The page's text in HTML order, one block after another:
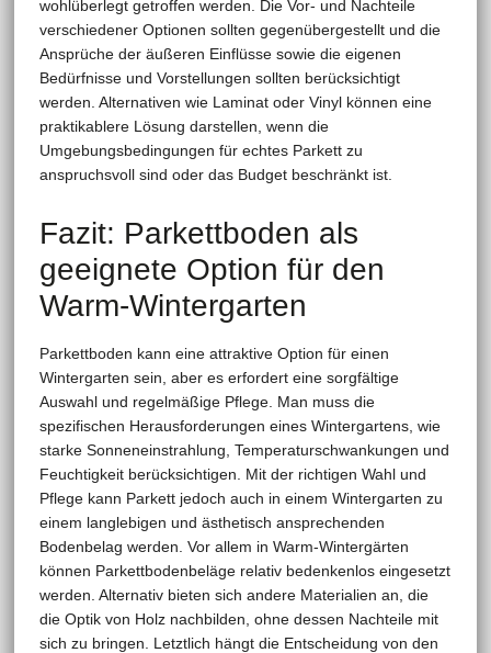
wohlüberlegt getroffen werden. Die Vor- und Nachteile
verschiedener Optionen sollten gegenübergestellt und die
Ansprüche der äußeren Einflüsse sowie die eigenen
Bedürfnisse und Vorstellungen sollten berücksichtigt
werden. Alternativen wie Laminat oder Vinyl können eine
praktikablere Lösung darstellen, wenn die
Umgebungsbedingungen für echtes Parkett zu
anspruchsvoll sind oder das Budget beschränkt ist.
Fazit: Parkettboden als
geeignete Option für den
Warm-Wintergarten
Parkettboden kann eine attraktive Option für einen
Wintergarten sein, aber es erfordert eine sorgfältige
Auswahl und regelmäßige Pflege. Man muss die
spezifischen Herausforderungen eines Wintergartens, wie
starke Sonneneinstrahlung, Temperaturschwankungen und
Feuchtigkeit berücksichtigen. Mit der richtigen Wahl und
Pflege kann Parkett jedoch auch in einem Wintergarten zu
einem langlebigen und ästhetisch ansprechenden
Bodenbelag werden. Vor allem in Warm-Wintergärten
können Parkettbodenbeläge relativ bedenkenlos eingesetzt
werden. Alternativ bieten sich andere Materialien an, die
die Optik von Holz nachbilden, ohne dessen Nachteile mit
sich zu bringen. Letztlich hängt die Entscheidung von den